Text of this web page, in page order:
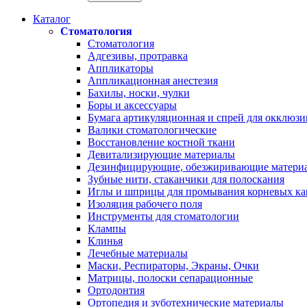
Каталог
Стоматология
Стоматология
Адгезивы, протравка
Аппликаторы
Аппликационная анестезия
Бахилы, носки, чулки
Боры и аксессуары
Бумага артикуляционная и спрей для
Валики стоматологические
Восстановление костной ткани
Девитализирующие материалы
Дезинфицирующие, обезжиривающие
Зубные нити, стаканчики для полоскания
Иглы и шприцы для промывания корневых
Изоляция рабочего поля
Инструменты для стоматологии
Клампы
Клинья
Лечебные материалы
Маски, Респираторы, Экраны, Очки
Матрицы, полоски сепарационные
Ортодонтия
Ортопедия и зуботехнические материалы